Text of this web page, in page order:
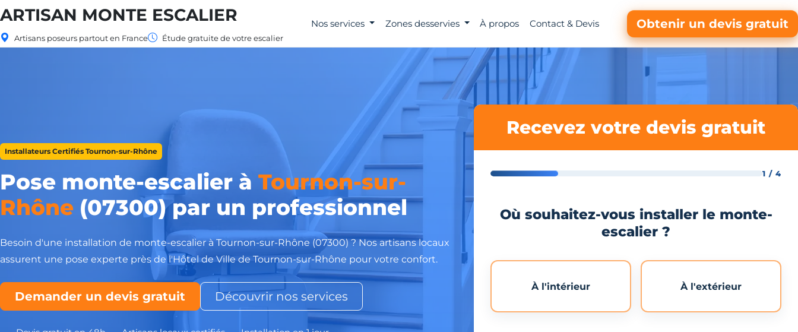
ARTISAN MONTE ESCALIER
Artisans poseurs partout en France Étude gratuite de votre escalier
Nos services Zones desservies À propos Contact & Devis Obtenir un devis gratuit
Installateurs Certifiés Tournon-sur-Rhône
Pose monte-escalier à Tournon-sur-
Rhône (07300) par un professionnel
Besoin d'une installation de monte-escalier à Tournon-sur-Rhône (07300) ? Nos artisans locaux
assurent une pose experte près de l'Hôtel de Ville de Tournon-sur-Rhône pour votre confort.
Demander un devis gratuit Découvrir nos services
Recevez votre devis gratuit
1 / 4
Où souhaitez-vous installer le monte-
escalier ?
À l'intérieur À l'extérieur